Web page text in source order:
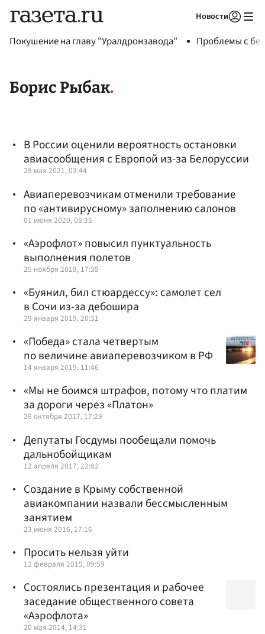
Новости
Покушение на главу "Уралдронзавода" Проблемы с
Борис Рыбак
В России оценили вероятность остановки
авиасообщения с Европой из-за Белоруссии
28 мая 2021, 03:44
Авиаперевозчикам отменили требование
по «антивирусному» заполнению салонов
01 июня 2020, 08:35
«Аэрофлот» повысил пунктуальность
выполнения полетов
25 ноября 2019, 17:39
«Буянил, бил стюардессу»: самолет сел
в Сочи из-за дебошира
29 января 2019, 20:31
«Победа» стала четвертым
по величине авиаперевозчиком в РФ
14 января 2019, 11:46
«Мы не боимся штрафов, потому что платим
за дороги через «Платон»
26 октября 2017, 17:29
Депутаты Госдумы пообещали помочь
дальнобойщикам
12 апреля 2017, 22:02
Создание в Крыму собственной
авиакомпании назвали бессмысленным
занятием
23 июня 2016, 17:16
Просить нельзя уйти
12 февраля 2015, 09:59
Состоялись презентация и рабочее
заседание общественного совета
«Аэрофлота»
20 мая 2014, 14:31